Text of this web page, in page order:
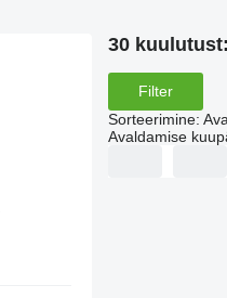
30 kuulutust:
Filter
Sorteerimine:
Avaldamise